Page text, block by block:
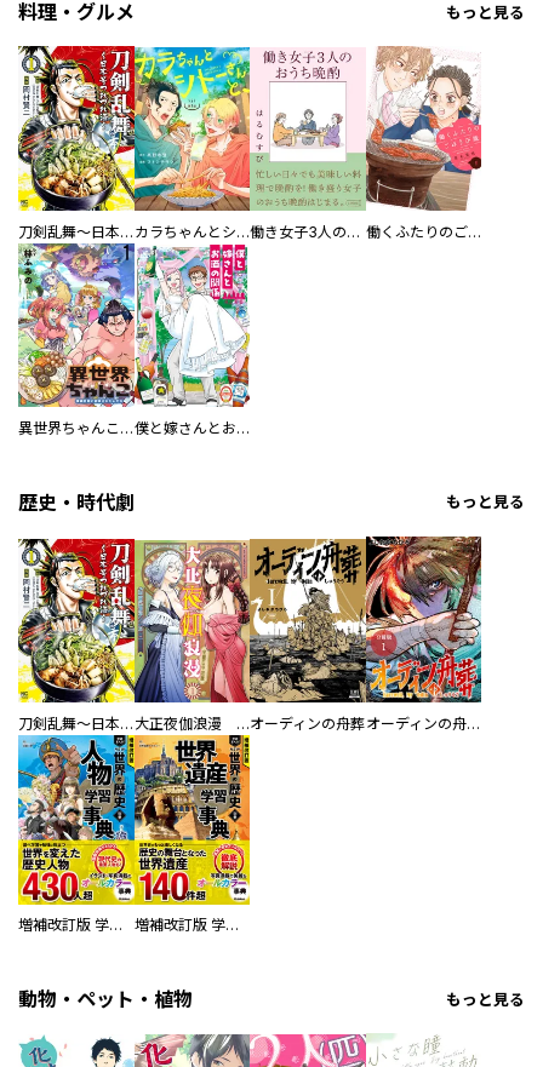
料理・グルメ もっと見る
刀剣乱舞～日本号つれづれ酒～ カラちゃんとシトーさんと、 【分冊版】 働き女子3人のおうち晩酌 働くふたりのごほうび飯
異世界ちゃんこ～横綱目前に召喚されたんだが～ 【連載版】 僕と嫁さんとお酒の関係
歴史・時代劇 もっと見る
刀剣乱舞～日本号つれづれ酒～ 大正夜伽浪漫 －金曜日の花嫁—オーディンの舟葬 オーディンの舟葬 分冊版
増補改訂版 学研まんが NEW世界の歴史 別巻 人物学習事典 増補改訂版 学研まんが NEW世界の歴史 別巻 世界遺産学習事典
動物・ペット・植物 もっと見る